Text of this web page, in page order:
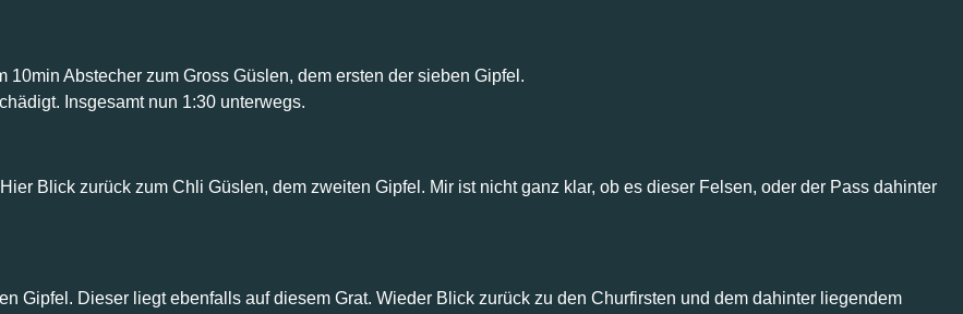
Abstecher zum Gross Güslen, dem ersten der sieben Gipfel.
Insgesamt nun 1:30 unterwegs.
Blick zurück zum Chli Güslen, dem zweiten Gipfel. Mir ist nicht ganz klar, ob es dieser Felsen, oder der Pass dahinter
Gipfel. Dieser liegt ebenfalls auf diesem Grat. Wieder Blick zurück zu den Churfirsten und dem dahinter liegendem